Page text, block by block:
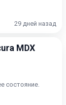
29 дней назад
MDX
состояние.